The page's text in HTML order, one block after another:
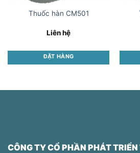
Thuốc hàn CM501
Liên hệ
ĐẶT HÀNG
has
may
CÔNG TY CỔ PHẦN PHÁT